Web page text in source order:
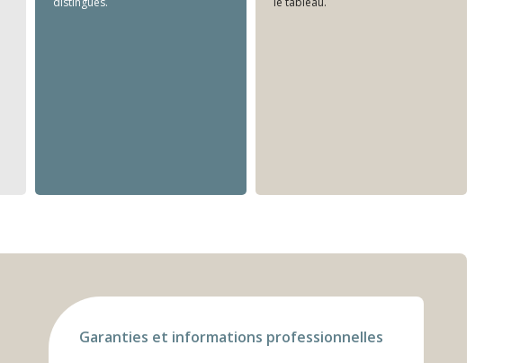
Garanties et informations professionnelles